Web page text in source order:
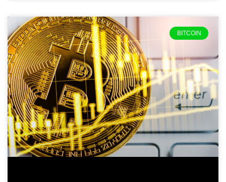
BITCOIN